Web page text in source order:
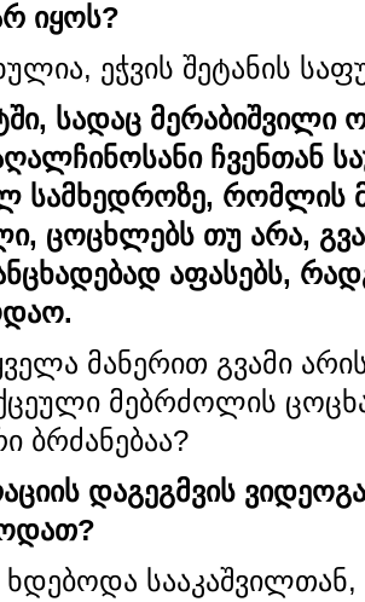
იყოს?
ეჭვის შეტანის
, სადაც მერაბიშვილი
ჩვენთან
სამხედროზე, რომლის
, ცოცხლებს თუ არა,
აფასებს,
.
მანერით გვამი
მებრძოლის
ბრძანებაა?
დაგეგმვის
?
ხდებოდა